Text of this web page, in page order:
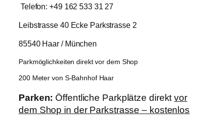
Telefon: +49 162 533 31 27
Leibstrasse 40 Ecke Parkstrasse 2
85540 Haar / München
Parkmöglichkeiten direkt vor dem Shop
200 Meter von S-Bahnhof Haar
Parken: Öffentliche Parkplätze direktvor
dem Shop in der Parkstrasse – kostenlos